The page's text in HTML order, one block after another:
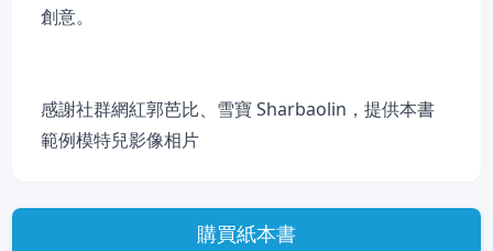
創意。
感謝社群網紅郭芭比、雪寶 Sharbaolin，提供本書
範例模特兒影像相片
購買紙本書